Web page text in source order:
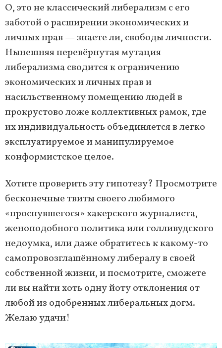
О, это не классический либерализм с его
заботой о расширении экономических и
личных прав — знаете ли, свободы личности.
Нынешняя перевёрнутая мутация
либерализма сводится к ограничению
экономических и личных прав и
насильственному помещению людей в
прокрустово ложе коллективных рамок, где
их индивидуальность объединяется в легко
эксплуатируемое и манипулируемое
конформистское целое.
Хотите проверить эту гипотезу? Просмотрите
бесконечные твиты своего любимого
«проснувшегося» хакерского журналиста,
женоподобного политика или голливудского
недоумка, или даже обратитесь к какому-то
самопровозглашённому либералу в своей
собственной жизни, и посмотрите, сможете
ли вы найти хоть одну йоту отклонения от
любой из одобренных либеральных догм.
Желаю удачи!